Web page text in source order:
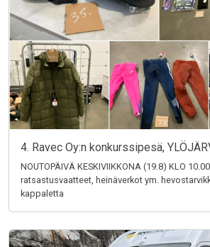
4. Ravec Oy:n konkurssipesä,
NOUTOPÄIVÄ KESKIVIIKKONA (19.8) KLO
ratsastusvaatteet, heinäverkot ym.
kappaletta